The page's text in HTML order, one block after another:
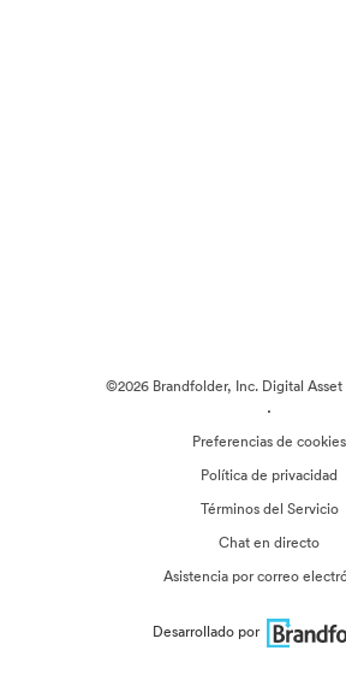
©2026 Brandfolder, Inc. Digital
·
Preferencias de cookies
Política de privacidad
Términos del Servicio
Chat en directo
Asistencia por correo
Desarrollado por